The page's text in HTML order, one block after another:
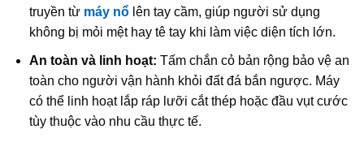
truyền từ máy nổlên tay cầm, giúp người sử dụng
không bị mỏi mệt hay tê tay khi làm việc diện tích lớn.
An toàn và linh hoạt: Tấm chắn cỏ bản rộng bảo vệ an
toàn cho người vận hành khỏi đất đá bắn ngược. Máy
có thể linh hoạt lắp ráp lưỡi cắt thép hoặc đầu vụt cước
tùy thuộc vào nhu cầu thực tế.